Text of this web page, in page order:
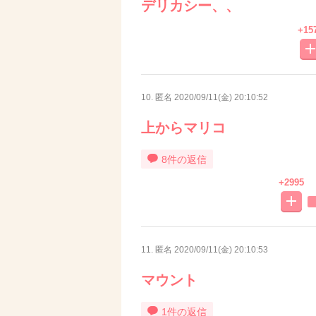
デリカシー、、
10. 匿名 2020/09/11(金) 20:10:52
上からマリコ
8件の返信
+2995
11. 匿名 2020/09/11(金) 20:10:53
マウント
1件の返信